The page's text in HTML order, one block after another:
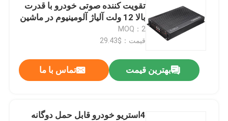
تقویت کننده صوتی خودرو با قدرت
بالا 12 ولت آلیاژ آلومینیوم در ماشین
چهار راه چهار کانال
MOQ：2
قیمت：$29.43
بهترین قیمت تماس با ما
4استریو خودرو قابل حمل دوگانه